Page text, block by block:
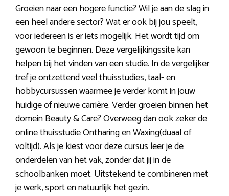
Groeien naar een hogere functie? Wil je aan de slag in
een heel andere sector? Wat er ook bij jou speelt,
voor iedereen is er iets mogelijk. Het wordt tijd om
gewoon te beginnen. Deze vergelijkingssite kan
helpen bij het vinden van een studie. In de vergelijker
tref je ontzettend veel thuisstudies, taal- en
hobbycursussen waarmee je verder komt in jouw
huidige of nieuwe carrière. Verder groeien binnen het
domein Beauty & Care? Overweeg dan ook zeker de
online thuisstudie Ontharing en Waxing(duaal of
voltijd). Als je kiest voor deze cursus leer je de
onderdelen van het vak, zonder dat jij in de
schoolbanken moet. Uitstekend te combineren met
je werk, sport en natuurlijk het gezin.